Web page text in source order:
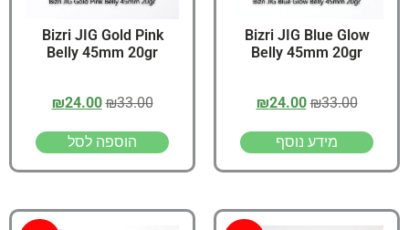
Bizri JIG Blue Glow
Belly 45mm 20gr
₪33.00
₪24.00
מידע נוסף
Bizri JIG Gold Pink
Belly 45mm 20gr
₪33.00
₪24.00
הוספה לסל